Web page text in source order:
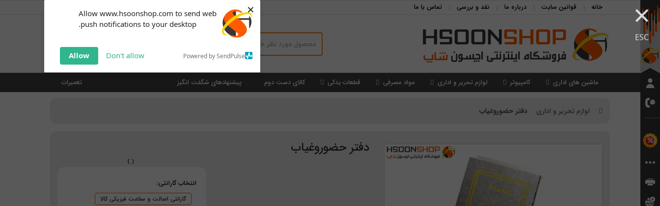
Allow www.hsoonshop.com to send web
push notifications to your desktop.
Powered by SendPulse
Don't allow
Allow
× ×
ESC
notifications!
Click the bell icon to enable
خانه قوانین سایت درباره ما نقد و بررسی تماس با ما
ماشین های اداری کامپیوتر لوازم تحریر و اداری مواد مصرفی قطعات یدکی کالای دست دوم پیشنهادهای شگفت انگیز تعمیرات
لوازم تحریر و اداری دفتر حضوروغیاب
دفتر حضوروغیاب
انتخاب گارانتی:
گارانتی اصالت و سلامت فیزیکی کالا